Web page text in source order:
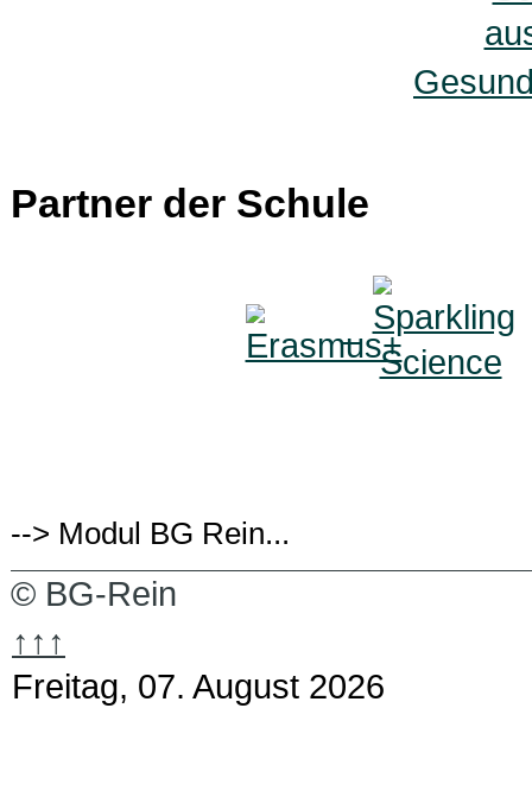
Partner der Schule
--> Modul BG Rein...
© BG-Rein
↑↑↑
Freitag, 07. August 2026